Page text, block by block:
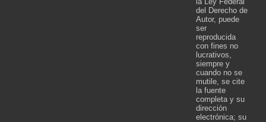
del Derecho de
Autor, puede
ser
reproducida
con fines no
lucrativos,
siempre y
cuando no se
mutile, se cite
la fuente
completa y su
dirección
electrónica; su